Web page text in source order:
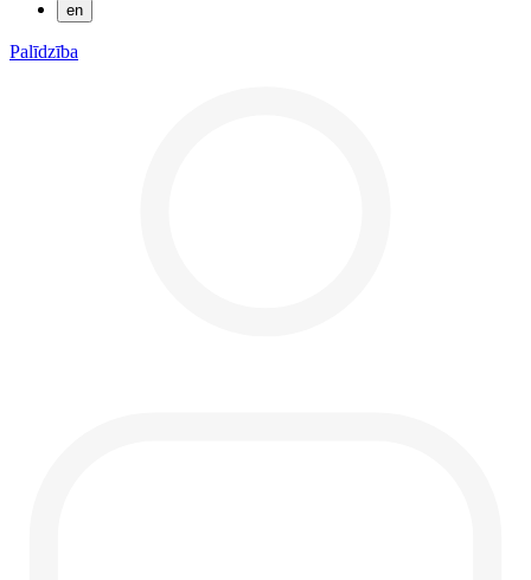
en
Palīdzība